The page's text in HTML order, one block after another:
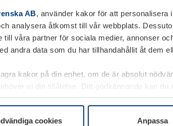
AB, använder kakor för att personalisera
analysera åtkomst till vår webbplats.
till våra partner för sociala medier, annonser
andra data som du har tillhandahållit åt dem
kakor på din enhet, om de är absolut
vi din tillåtelse. Ditt godkännande kan
på vår webbplats.
cookies Anpassa